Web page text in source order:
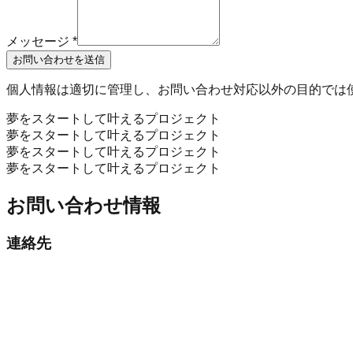
メッセージ *
お問い合わせを送信
個人情報は適切に管理し、お問い合わせ対応以外の目的では
夢をスタートして叶えるプロジェクト
夢をスタートして叶えるプロジェクト
夢をスタートして叶えるプロジェクト
夢をスタートして叶えるプロジェクト
お問い合わせ情報
連絡先